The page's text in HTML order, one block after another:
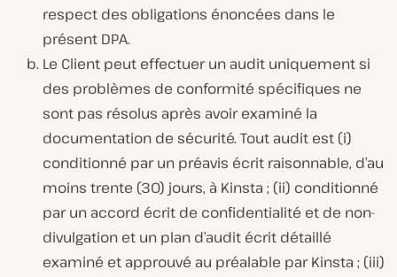
respect des obligations énoncées dans le
présent DPA.
Le Client peut effectuer un audit uniquement si
des problèmes de conformité spécifiques ne
sont pas résolus après avoir examiné la
documentation de sécurité. Tout audit est (i)
conditionné par un préavis écrit raisonnable, d’au
moins trente (30) jours, à Kinsta ; (ii) conditionné
par un accord écrit de confidentialité et de non-
divulgation et un plan d’audit écrit détaillé
examiné et approuvé au préalable par Kinsta ; (iii)